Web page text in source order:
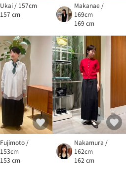
Ukai / 157cm
157 cm
Makanae /
169cm
169 cm
Fujimoto /
153cm
153 cm
Nakamura /
162cm
162 cm